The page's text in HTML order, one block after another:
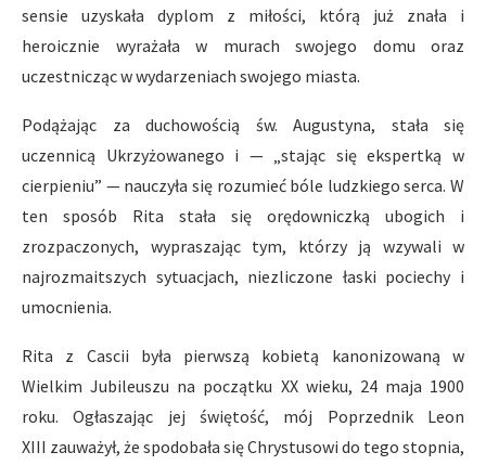
sensie uzyskała dyplom z miłości, którą już znała i
heroicznie wyrażała w murach swojego domu oraz
uczestnicząc w wydarzeniach swojego miasta.
Podążając za duchowością św. Augustyna, stała się
uczennicą Ukrzyżowanego i — „stając się ekspertką w
cierpieniu” — nauczyła się rozumieć bóle ludzkiego serca. W
ten sposób Rita stała się orędowniczką ubogich i
zrozpaczonych, wypraszając tym, którzy ją wzywali w
najrozmaitszych sytuacjach, niezliczone łaski pociechy i
umocnienia.
Rita z Cascii była pierwszą kobietą kanonizowaną w
Wielkim Jubileuszu na początku XX wieku, 24 maja 1900
roku. Ogłaszając jej świętość, mój Poprzednik Leon
XIII zauważył, że spodobała się Chrystusowi do tego stopnia,